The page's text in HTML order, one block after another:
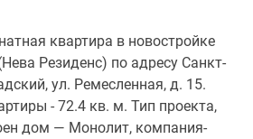
квартира в новостройке
Резиденс) по адресу Санкт-
ул. Ремесленная, д. 15.
- 72.4 кв. м. Тип проекта,
дом — Монолит, компания-